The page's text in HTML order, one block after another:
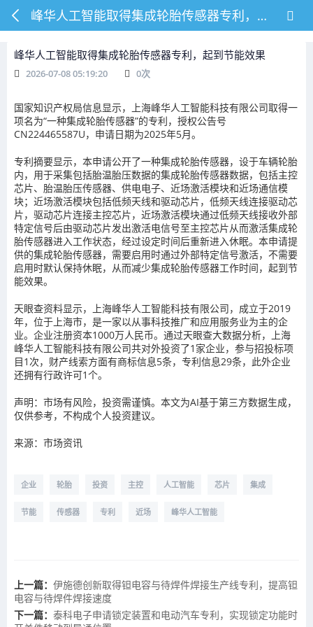
峰华人工智能取得集成轮胎传感器专利，起到节能效果
峰华人工智能取得集成轮胎传感器专利，起到节能效果
2026-07-08 05:19:20 0次
国家知识产权局信息显示，上海峰华人工智能科技有限公司取得一
项名为“一种集成轮胎传感器”的专利，授权公告号
CN224465587U，申请日期为2025年5月。
专利摘要显示，本申请公开了一种集成轮胎传感器，设于车辆轮胎
内，用于采集包括胎温胎压数据的集成轮胎传感器数据，包括主控
芯片、胎温胎压传感器、供电电子、近场激活模块和近场通信模
块；近场激活模块包括低频天线和驱动芯片，低频天线连接驱动芯
片，驱动芯片连接主控芯片，近场激活模块通过低频天线接收外部
特定信号后由驱动芯片发出激活电信号至主控芯片从而激活集成轮
胎传感器进入工作状态，经过设定时间后重新进入休眠。本申请提
供的集成轮胎传感器，需要启用时通过外部特定信号激活，不需要
启用时默认保持休眠，从而减少集成轮胎传感器工作时间，起到节
能效果。
天眼查资料显示，上海峰华人工智能科技有限公司，成立于2019
年，位于上海市，是一家以从事科技推广和应用服务业为主的企
业。企业注册资本1000万人民币。通过天眼查大数据分析，上海
峰华人工智能科技有限公司共对外投资了1家企业，参与招投标项
目1次，财产线索方面有商标信息5条，专利信息29条，此外企业
还拥有行政许可1个。
声明：市场有风险，投资需谨慎。本文为AI基于第三方数据生成，
仅供参考，不构成个人投资建议。
来源：市场资讯
企业 轮胎 投资 主控 人工智能 芯片 集成
节能 传感器 专利 近场 峰华人工智能
上一篇： 伊施德创新取得钽电容与待焊件焊接生产线专利，提高钽
电容与待焊件焊接速度
下一篇： 泰科电子申请锁定装置和电动汽车专利，实现锁定功能时